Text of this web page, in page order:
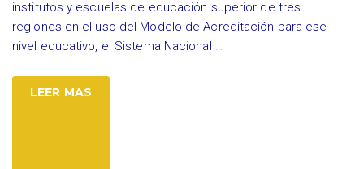
institutos y escuelas de educación superior de tres
regiones en el uso del Modelo de Acreditación para ese
nivel educativo, el Sistema Nacional …
LEER MAS